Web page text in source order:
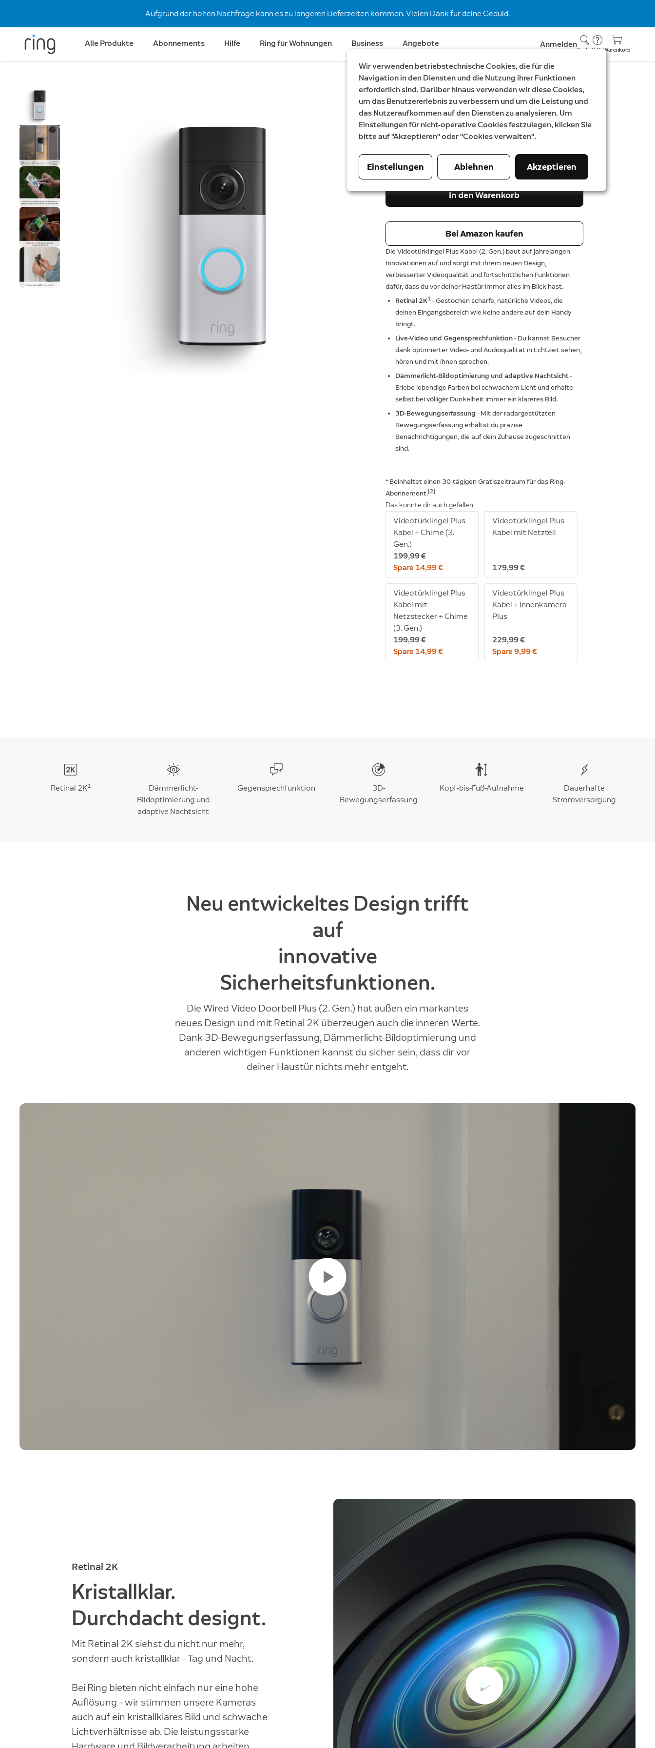
Aufgrund der hohen Nachfrage kann es zu längeren Lieferzeiten kommen. Vielen Dank für deine Geduld.
Alle Produkte Abonnements Hilfe Ring für Wohnungen Business Angebote Anmelden
Suche Hilfe Warenkorb
Retinal 2K
Videotürklingel Plus Kabel
Wired Video Doorbell Plus
In den Warenkorb
Bei Amazon kaufen
Die Videotürklingel Plus Kabel (2. Gen.) baut auf jahrelangen
Innovationen auf und sorgt mit ihrem neuen Design,
verbesserter Videoqualität und fortschrittlichen Funktionen
dafür, dass du vor deiner Hastür immer alles im Blick hast.
Retinal 2K1 - Gestochen scharfe, natürliche Videos, die
deinen Eingangsbereich wie keine andere auf dein Handy
bringt.
Live-Video und Gegensprechfunktion- Du kannst Besucher
dank optimierter Video- und Audioqualität in Echtzeit sehen,
hören und mit ihnen sprechen.
Dämmerlicht-Bildoptimierung und adaptive Nachtsicht-
Erlebe lebendige Farben bei schwachem Licht und erhalte
selbst bei völliger Dunkelheit immer ein klareres Bild.
3D-Bewegungserfassung - Mit der radargestützten
Bewegungserfassung erhältst du präzise
Benachrichtigungen, die auf dein Zuhause zugeschnitten
sind.
* Beinhaltet einen 30-tägigen Gratiszeitraum für das Ring-
Abonnement.[2]
Das könnte dir auch gefallen
Videotürklingel Plus
Kabel + Chime (3.
Gen.)
199,99 €
Spare 14,99 €
Videotürklingel Plus
Kabel mit Netzteil
179,99 €
Videotürklingel Plus
Kabel mit
Netzstecker + Chime
(3. Gen.)
199,99 €
Spare 14,99 €
Videotürklingel Plus
Kabel + Innenkamera
Plus
229,99 €
Spare 9,99 €
Retinal 2K1
Dämmerlicht-
Bildoptimierung und
adaptive Nachtsicht
Gegensprechfunktion
3D-
Bewegungserfassung
Kopf-bis-Fuß-Aufnahme
Dauerhafte
Stromversorgung
Neu entwickeltes Design trifft
auf
innovative
Sicherheitsfunktionen.
Die Wired Video Doorbell Plus (2. Gen.) hat außen ein markantes
neues Design und mit Retinal 2K überzeugen auch die inneren Werte.
Dank 3D-Bewegungserfassung, Dämmerlicht-Bildoptimierung und
anderen wichtigen Funktionen kannst du sicher sein, dass dir vor
deiner Haustür nichts mehr entgeht.
Retinal 2K
Kristallklar.
Durchdacht designt.
Mit Retinal 2K siehst du nicht nur mehr,
sondern auch kristallklar - Tag und Nacht.
Bei Ring bieten nicht einfach nur eine hohe
Auflösung – wir stimmen unsere Kameras
auch auf ein kristallklares Bild und schwache
Lichtverhältnisse ab. Die leistungsstarke
Wir verwenden betriebstechnische Cookies, die für die
Navigation in den Diensten und die Nutzung ihrer Funktionen
erforderlich sind. Darüber hinaus verwenden wir diese Cookies,
um das Benutzererlebnis zu verbessern und um die Leistung und
das Nutzeraufkommen auf den Diensten zu analysieren. Um
Einstellungen für nicht-operative Cookies festzulegen, klicken Sie
bitte auf "Akzeptieren" oder "Cookies verwalten".
Einstellungen Ablehnen Akzeptieren